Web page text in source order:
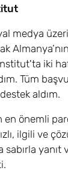
medya
iki
Tüm
aldım.
önemli
ilgili ve
sabırla yanıt